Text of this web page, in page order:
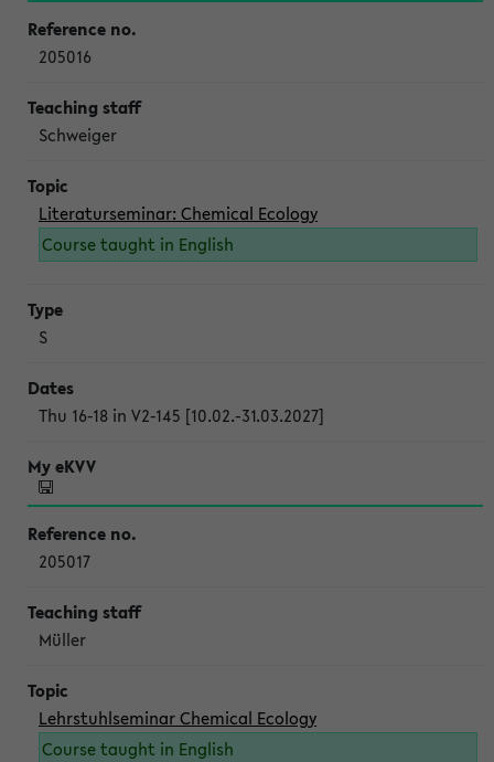
205016
Schweiger
Literaturseminar: Chemical Ecology
Course taught in English
S
Thu 16-18 in V2-145 [10.02.-31.03.2027]
205017
Müller
Lehrstuhlseminar Chemical Ecology
Course taught in English